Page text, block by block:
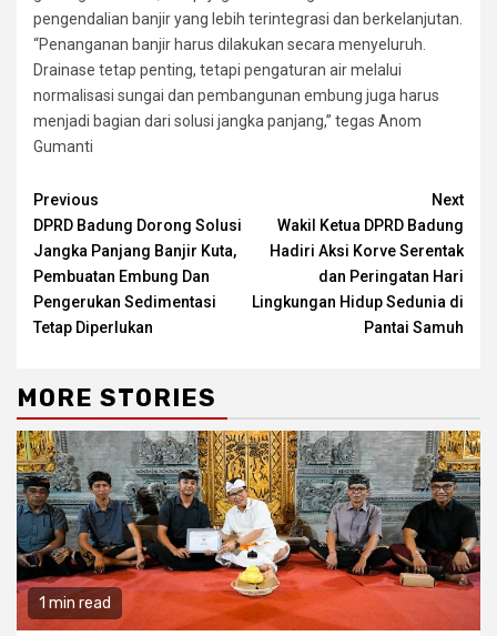
pengendalian banjir yang lebih terintegrasi dan berkelanjutan.
“Penanganan banjir harus dilakukan secara menyeluruh.
Drainase tetap penting, tetapi pengaturan air melalui
normalisasi sungai dan pembangunan embung juga harus
menjadi bagian dari solusi jangka panjang,” tegas Anom
Gumanti
Continue
Reading
Previous
DPRD Badung Dorong Solusi
Jangka Panjang Banjir Kuta,
Pembuatan Embung Dan
Pengerukan Sedimentasi
Tetap Diperlukan
Next
Wakil Ketua DPRD Badung
Hadiri Aksi Korve Serentak
dan Peringatan Hari
Lingkungan Hidup Sedunia di
Pantai Samuh
MORE STORIES
1 min read